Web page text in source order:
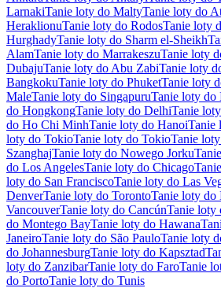
LarnakiTanie loty do MaltyTanie loty do
HeraklionuTanie loty do RodosTanie loty
HurghadyTanie loty do Sharm el-Sheikh
AlamTanie loty do MarrakeszuTanie loty
DubajuTanie loty do Abu ZabiTanie loty
BangkokuTanie loty do PhuketTanie loty
MaleTanie loty do SingapuruTanie loty do
do HongkongTanie loty do DelhiTanie
do Ho Chi MinhTanie loty do HanoiTanie
loty do TokioTanie loty do TokioTanie
SzanghajTanie loty do Nowego Jorku
do Los AngelesTanie loty do Chicago
loty do San FranciscoTanie loty do Las
DenverTanie loty do TorontoTanie loty do
VancouverTanie loty do CancúnTanie loty
do Montego BayTanie loty do Hawana
JaneiroTanie loty do São PauloTanie loty
do JohannesburgTanie loty do Kapsztad
loty do ZanzibarTanie loty do FaroTanie
do PortoTanie loty do Tunis